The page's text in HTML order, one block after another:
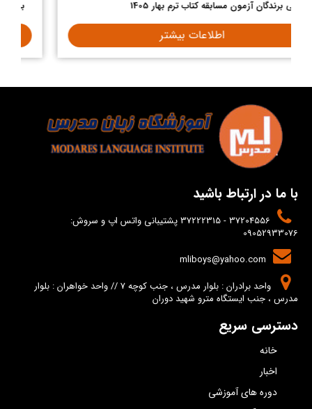
اسامی برندگان آزمون مسابقه کتاب ترم بهار 1405
اطلاعات بیشتر
با ما در ارتباط باشید
37204556 - 37222315 پشتیبانی واتس اپ و سروش:
09052933076
mliboys@yahoo.com
واحد برادران : بلوار مدرس ، جنب کوچه 7 // واحد خواهران : بلوار
مدرس ، جنب ایستگاه مترو شهید دوران
دسترسی سریع
خانه
اخبار
دوره های آموزشی